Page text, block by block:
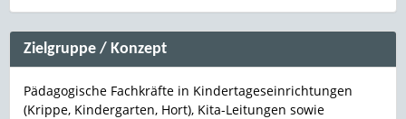
Zielgruppe / Konzept
Pädagogische Fachkräfte in Kindertageseinrichtungen
(Krippe, Kindergarten, Hort), Kita-Leitungen sowie